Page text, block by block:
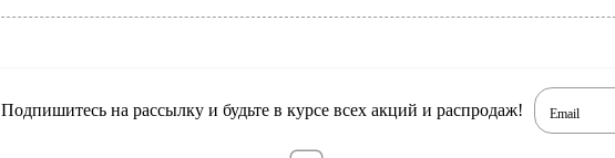
Подпишитесь на рассылку и будьте в курсе всех акций и распродаж! Email